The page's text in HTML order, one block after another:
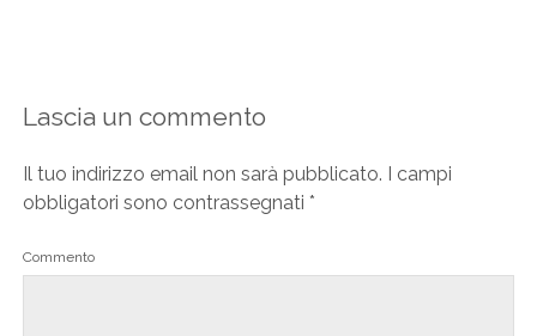
Lascia un commento
Il tuo indirizzo email non sarà pubblicato. I campi
obbligatori sono contrassegnati *
Commento